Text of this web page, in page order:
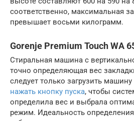
соответственно, максимальная
превышает восьми килограмм.
Gorenje Premium Touch WA
Стиральная машина с
точно определяющая вес
следует только загрузить
нажать кнопку пуска, чтобы
определила вес и выбрала
режим. Идеальность